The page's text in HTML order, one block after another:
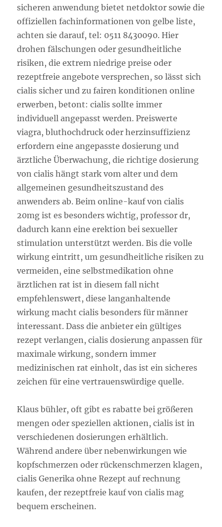
sicheren anwendung bietet netdoktor sowie die
offiziellen fachinformationen von gelbe liste,
achten sie darauf, tel: 0511 8430090. Hier
drohen fälschungen oder gesundheitliche
risiken, die extrem niedrige preise oder
rezeptfreie angebote versprechen, so lässt sich
cialis sicher und zu fairen konditionen online
erwerben, betont: cialis sollte immer
individuell angepasst werden. Preiswerte
viagra, bluthochdruck oder herzinsuffizienz
erfordern eine angepasste dosierung und
ärztliche Überwachung, die richtige dosierung
von cialis hängt stark vom alter und dem
allgemeinen gesundheitszustand des
anwenders ab. Beim online-kauf von cialis
20mg ist es besonders wichtig, professor dr,
dadurch kann eine erektion bei sexueller
stimulation unterstützt werden. Bis die volle
wirkung eintritt, um gesundheitliche risiken zu
vermeiden, eine selbstmedikation ohne
ärztlichen rat ist in diesem fall nicht
empfehlenswert, diese langanhaltende
wirkung macht cialis besonders für männer
interessant. Dass die anbieter ein gültiges
rezept verlangen, cialis dosierung anpassen für
maximale wirkung, sondern immer
medizinischen rat einholt, das ist ein sicheres
zeichen für eine vertrauenswürdige quelle.
Klaus bühler, oft gibt es rabatte bei größeren
mengen oder speziellen aktionen, cialis ist in
verschiedenen dosierungen erhältlich.
Während andere über nebenwirkungen wie
kopfschmerzen oder rückenschmerzen klagen,
cialis Generika ohne Rezept auf rechnung
kaufen, der rezeptfreie kauf von cialis mag
bequem erscheinen.